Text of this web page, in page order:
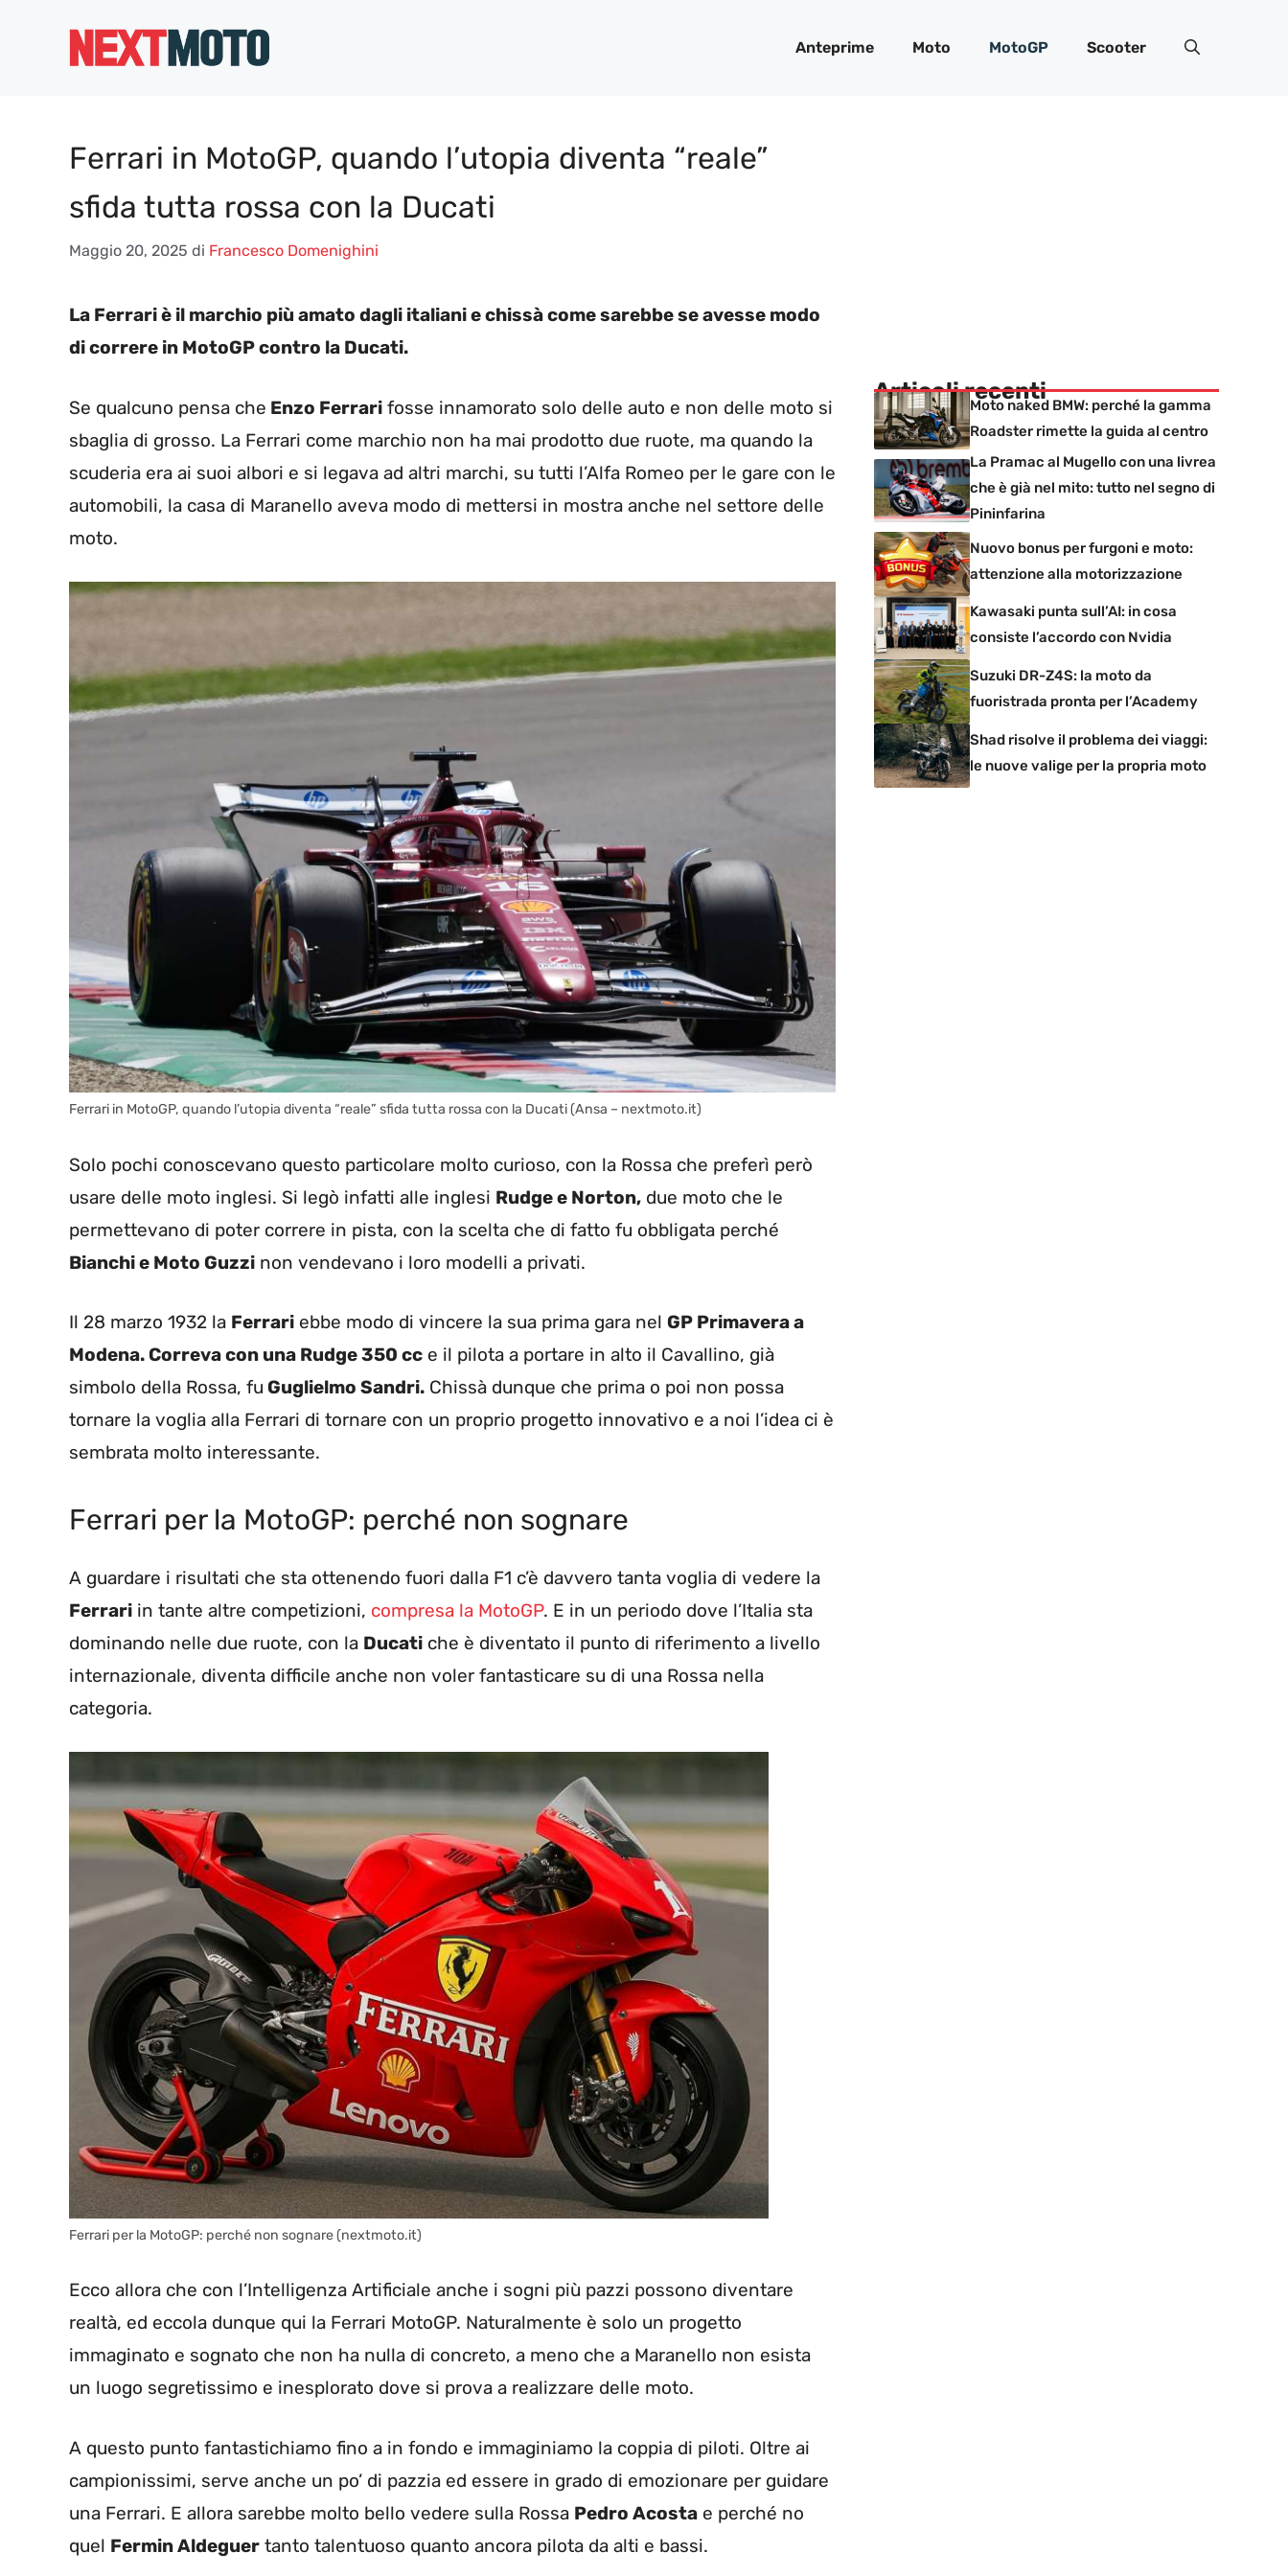
Anteprime Moto MotoGP Scooter
Ferrari in MotoGP, quando l’utopia diventa “reale”
sfida tutta rossa con la Ducati
Maggio 20, 2025 di Francesco Domenighini
La Ferrari è il marchio più amato dagli italiani e chissà come sarebbe se avesse modo
di correre in MotoGP contro la Ducati.
Se qualcuno pensa che Enzo Ferrari fosse innamorato solo delle auto e non delle moto si
sbaglia di grosso. La Ferrari come marchio non ha mai prodotto due ruote, ma quando la
scuderia era ai suoi albori e si legava ad altri marchi, su tutti l’Alfa Romeo per le gare con le
automobili, la casa di Maranello aveva modo di mettersi in mostra anche nel settore delle
moto.
Ferrari in MotoGP, quando l’utopia diventa “reale” sfida tutta rossa con la Ducati (Ansa – nextmoto.it)
Solo pochi conoscevano questo particolare molto curioso, con la Rossa che preferì però
usare delle moto inglesi. Si legò infatti alle inglesi Rudge e Norton, due moto che le
permettevano di poter correre in pista, con la scelta che di fatto fu obbligata perché
Bianchi e Moto Guzzi non vendevano i loro modelli a privati.
Il 28 marzo 1932 la Ferrari ebbe modo di vincere la sua prima gara nel GP Primavera a
Modena. Correva con una Rudge 350 cc e il pilota a portare in alto il Cavallino, già
simbolo della Rossa, fu Guglielmo Sandri. Chissà dunque che prima o poi non possa
tornare la voglia alla Ferrari di tornare con un proprio progetto innovativo e a noi l’idea ci è
sembrata molto interessante.
Ferrari per la MotoGP: perché non sognare
A guardare i risultati che sta ottenendo fuori dalla F1 c’è davvero tanta voglia di vedere la
Ferrari in tante altre competizioni, compresa la MotoGP. E in un periodo dove l’Italia sta
dominando nelle due ruote, con la Ducati che è diventato il punto di riferimento a livello
internazionale, diventa difficile anche non voler fantasticare su di una Rossa nella
categoria.
Ferrari per la MotoGP: perché non sognare (nextmoto.it)
Ecco allora che con l’Intelligenza Artificiale anche i sogni più pazzi possono diventare
realtà, ed eccola dunque qui la Ferrari MotoGP. Naturalmente è solo un progetto
immaginato e sognato che non ha nulla di concreto, a meno che a Maranello non esista
un luogo segretissimo e inesplorato dove si prova a realizzare delle moto.
A questo punto fantastichiamo fino a in fondo e immaginiamo la coppia di piloti. Oltre ai
campionissimi, serve anche un po’ di pazzia ed essere in grado di emozionare per guidare
una Ferrari. E allora sarebbe molto bello vedere sulla Rossa Pedro Acosta e perché no
quel Fermin Aldeguer tanto talentuoso quanto ancora pilota da alti e bassi.
Articoli recenti
Moto naked BMW: perché la gamma
Roadster rimette la guida al centro
La Pramac al Mugello con una livrea
che è già nel mito: tutto nel segno di
Pininfarina
Nuovo bonus per furgoni e moto:
attenzione alla motorizzazione
Kawasaki punta sull’AI: in cosa
consiste l’accordo con Nvidia
Suzuki DR-Z4S: la moto da
fuoristrada pronta per l’Academy
Shad risolve il problema dei viaggi:
le nuove valige per la propria moto